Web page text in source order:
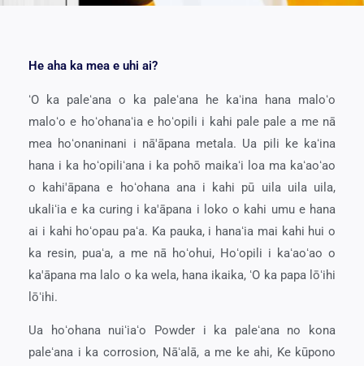
He aha ka mea e uhi ai?
ʻO ka paleʻana o ka paleʻana he kaʻina hana maloʻo
maloʻo e hoʻohanaʻia e hoʻopili i kahi pale pale a me nā
mea hoʻonaninani i nā'āpana metala. Ua pili ke kaʻina
hana i ka hoʻopiliʻana i ka pohō maikaʻi loa ma kaʻaoʻao
o kahi'āpana e hoʻohana ana i kahi pū uila uila uila,
ukaliʻia e ka curing i ka'āpana i loko o kahi umu e hana
ai i kahi hoʻopau paʻa. Ka pauka, i hanaʻia mai kahi hui o
ka resin, puaʻa, a me nā hoʻohui, Hoʻopili i kaʻaoʻao o
ka'āpana ma lalo o ka wela, hana ikaika, ʻO ka papa lōʻihi
lōʻihi.
Ua hoʻohana nuiʻiaʻo Powder i ka paleʻana no kona
paleʻana i ka corrosion, Nāʻalā, a me ke ahi, Ke kūpono